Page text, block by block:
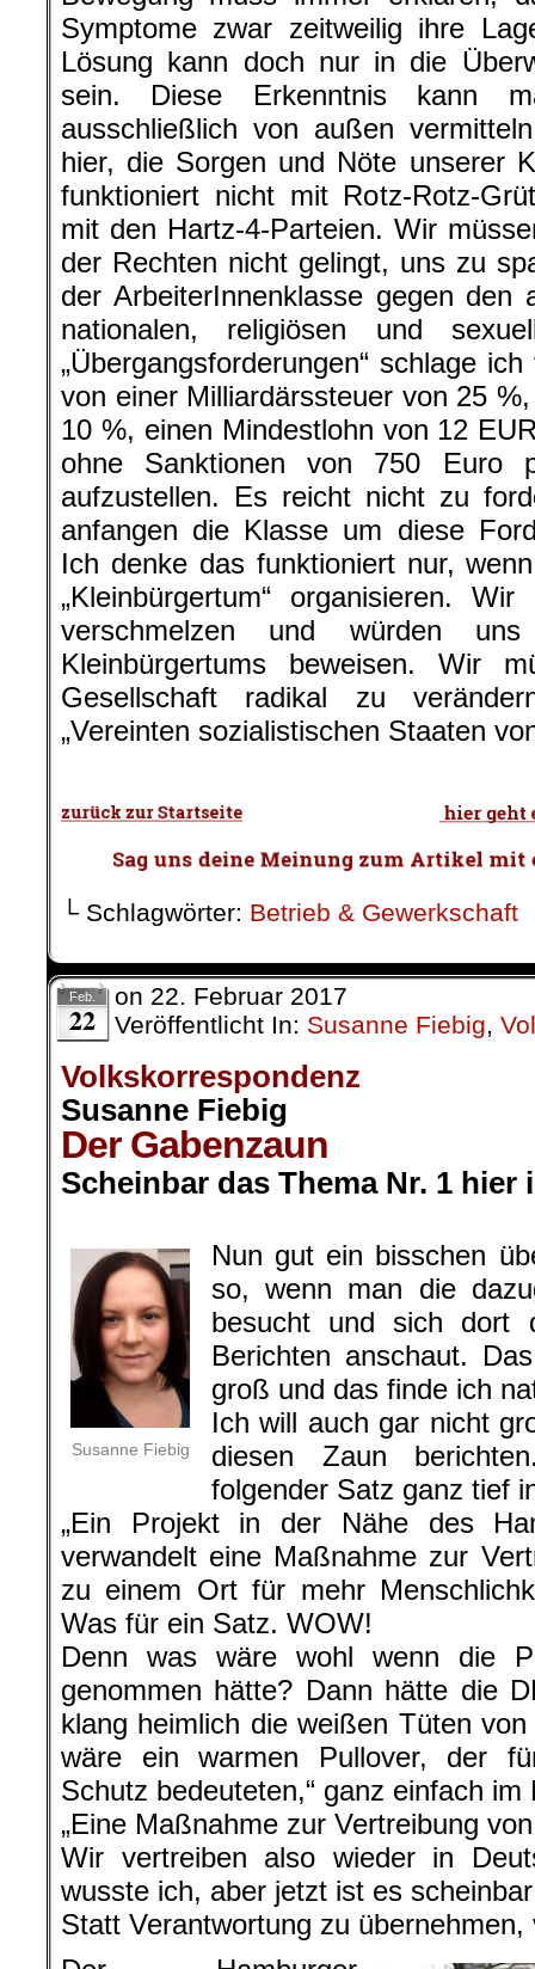
Symptome zwar zeitweilig ihre
Lösung kann doch nur in die
sein. Diese Erkenntnis kann
ausschließlich von außen
hier, die Sorgen und Nöte unserer
funktioniert nicht mit Rotz-Rotz-
mit den Hartz-4-Parteien. Wir
der Rechten nicht gelingt, uns zu
der ArbeiterInnenklasse gegen
nationalen, religiösen und
„Übergangsforderungen“ schlage
von einer Milliardärssteuer von 25
10 %, einen Mindestlohn von 12
ohne Sanktionen von 750 Euro
aufzustellen. Es reicht nicht zu
anfangen die Klasse um diese
Ich denke das funktioniert nur,
„Kleinbürgertum“ organisieren.
verschmelzen und würden
Kleinbürgertums beweisen. Wir
Gesellschaft radikal zu
„Vereinten sozialistischen Staaten
└ Schlagwörter: Betrieb & Gewerkschaft
Feb.
22
on 22. Februar 2017
Veröffentlicht In: Susanne Fiebig,
Volkskorrespondenz
Susanne Fiebig
Der Gabenzaun
Scheinbar das Thema Nr. 1 hier
Susanne Fiebig
Nun gut ein bisschen
so, wenn man die
besucht und sich dort
Berichten anschaut.
groß und das finde ich
Ich will auch gar nicht
diesen Zaun
folgender Satz ganz tief
„Ein Projekt in der Nähe des
verwandelt eine Maßnahme zur
zu einem Ort für mehr
Was für ein Satz. WOW!
Denn was wäre wohl wenn die
genommen hätte? Dann hätte die
klang heimlich die weißen Tüten
wäre ein warmen Pullover, der
Schutz bedeuteten,“ ganz einfach im
„Eine Maßnahme zur Vertreibung
Wir vertreiben also wieder in
wusste ich, aber jetzt ist es
Statt Verantwortung zu